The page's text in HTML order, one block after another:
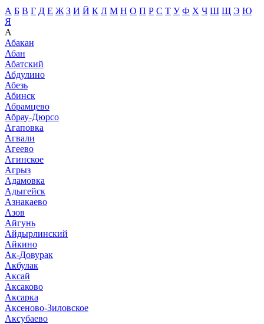
А Б В Г Д Е Ж З И Й К Л М Н О П Р С Т У Ф Х Ч Ш Щ Э Ю
Я
А
Абакан
Абан
Абатский
Абдулино
Абезь
Абинск
Абрамцево
Абрау-Дюрсо
Агаповка
Агвали
Агеево
Агинское
Агрыз
Адамовка
Адыгейск
Азнакаево
Азов
Айгунь
Айдырлинский
Айкино
Ак-Довурак
Акбулак
Аксай
Аксаково
Аксарка
Аксеново-Зиловское
Аксубаево